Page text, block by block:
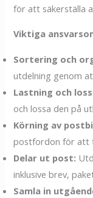
för att säkerställa
Viktiga
Sortering och
utdelning genom
Lastning och
och lossa den på
Körning av
postfordon för att
Delar ut post:
inklusive brev,
Samla in